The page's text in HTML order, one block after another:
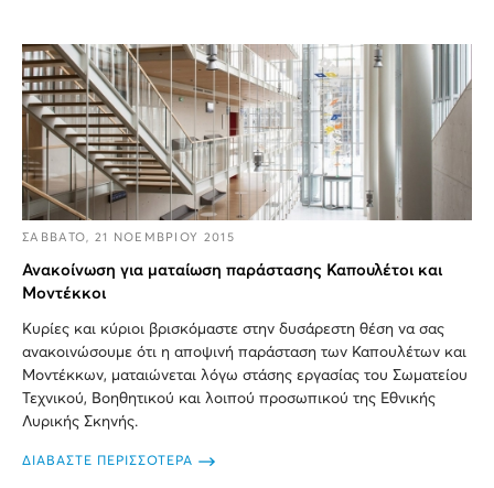
ΣΑΒΒΑΤΟ, 21 ΝΟΕΜΒΡΙΟΥ 2015
Ανακοίνωση για ματαίωση παράστασης Καπουλέτοι και
Μοντέκκοι
Κυρίες και κύριοι βρισκόμαστε στην δυσάρεστη θέση να σας
ανακοινώσουμε ότι η αποψινή παράσταση των Καπουλέτων και
Μοντέκκων, ματαιώνεται λόγω στάσης εργασίας του Σωματείου
Τεχνικού, Βοηθητικού και λοιπού προσωπικού της Εθνικής
Λυρικής Σκηνής.
ΔΙΑΒΑΣΤΕ ΠΕΡΙΣΣΟΤΕΡΑ